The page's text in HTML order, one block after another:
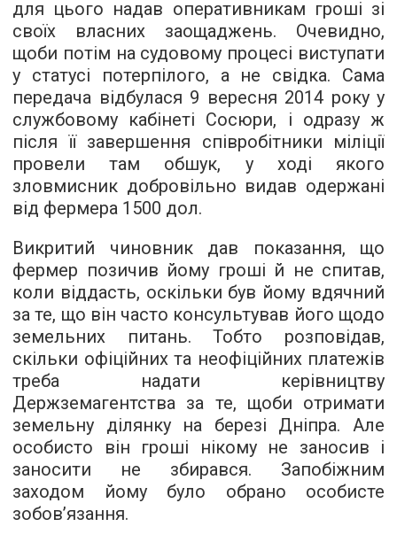
для цього надав оперативникам гроші зі
своїх власних заощаджень. Очевидно,
щоби потім на судовому процесі виступати
у статусі потерпілого, а не свідка. Сама
передача відбулася 9 вересня 2014 року у
службовому кабінеті Сосюри, і одразу ж
після її завершення співробітники міліції
провели там обшук, у ході якого
зловмисник добровільно видав одержані
від фермера 1500 дол.
Викритий чиновник дав показання, що
фермер позичив йому гроші й не спитав,
коли віддасть, оскільки був йому вдячний
за те, що він часто консультував його щодо
земельних питань. Тобто розповідав,
скільки офіційних та неофіційних платежів
треба надати керівництву
Держземагентства за те, щоби отримати
земельну ділянку на березі Дніпра. Але
особисто він гроші нікому не заносив і
заносити не збирався. Запобіжним
заходом йому було обрано особисте
зобов’язання.